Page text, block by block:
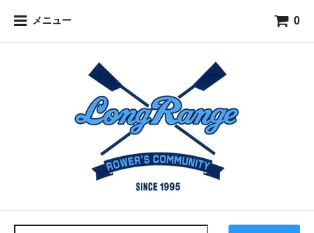
メニュー 0